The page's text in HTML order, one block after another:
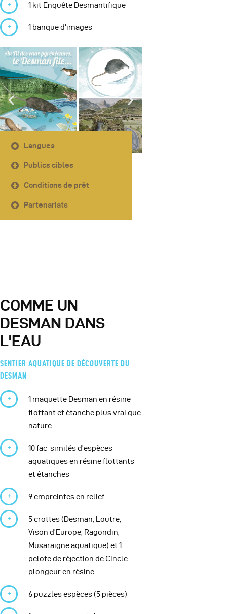
Langues
Publics cibles
Conditions de prêt
Partenariats
1 kit Enquête Desmantifique
1 banque d'images
COMME UN
DESMAN DANS
L'EAU
SENTIER AQUATIQUE DE DÉCOUVERTE DU
DESMAN
1 maquette Desman en résine
flottant et étanche plus vrai que
nature
10 fac-similés d'espèces
aquatiques en résine flottants
et étanches
9 empreintes en relief
5 crottes (Desman, Loutre,
Vison d'Europe, Ragondin,
Musaraigne aquatique) et 1
pelote de réjection de Cincle
plongeur en résine
6 puzzles espèces (5 pièces)